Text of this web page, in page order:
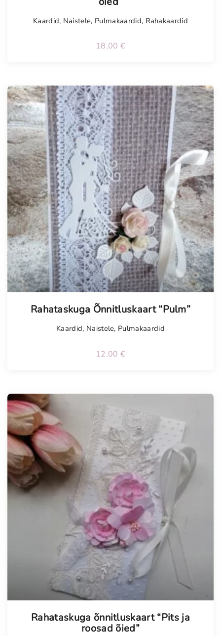
Kaardid, Naistele, Pulmakaardid, Rahakaardid
18,00 €
Rahataskuga Õnnitluskaart “Pulm”
Kaardid, Naistele, Pulmakaardid
12,00 €
Rahataskuga õnnitluskaart “Pits ja
roosad õied”